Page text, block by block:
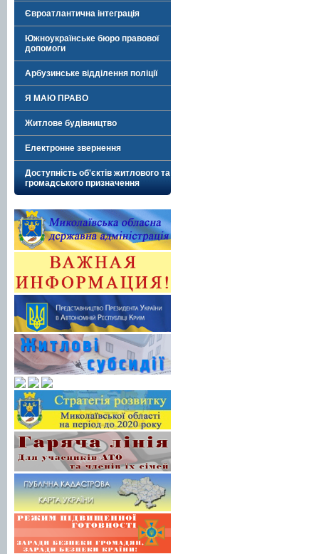
Євроатлантична інтеграція
Южноукраїнське бюро правової
допомоги
Арбузинське відділення поліції
Я МАЮ ПРАВО
Житлове будівництво
Електронне звернення
Доступність об'єктів житлового та
громадського призначення